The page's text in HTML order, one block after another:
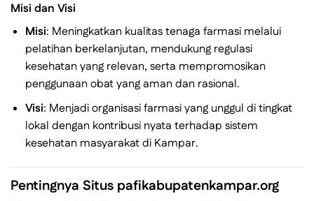
Misi dan Visi
Misi: Meningkatkan kualitas tenaga farmasi melalui
pelatihan berkelanjutan, mendukung regulasi
kesehatan yang relevan, serta mempromosikan
penggunaan obat yang aman dan rasional.
Visi: Menjadi organisasi farmasi yang unggul di tingkat
lokal dengan kontribusi nyata terhadap sistem
kesehatan masyarakat di Kampar.
Pentingnya Situs pafikabupatenkampar.org